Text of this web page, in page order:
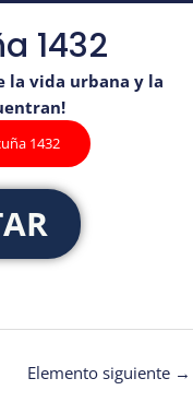
1432
la vida urbana y la
1432
Elemento siguiente →